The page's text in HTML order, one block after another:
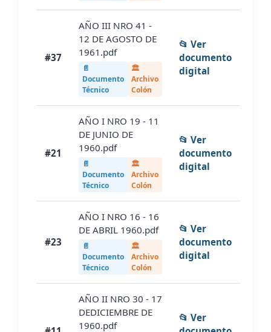
#37
AÑO III NRO 41 -
12 DE AGOSTO DE
1961.pdf
📄
Documento
Técnico
🏛️
Archivo
Colón
📂 Ver
documento
digital
#21
AÑO I NRO 19 - 11
DE JUNIO DE
1960.pdf
📄
Documento
Técnico
🏛️
Archivo
Colón
📂 Ver
documento
digital
#23
AÑO I NRO 16 - 16
DE ABRIL 1960.pdf
📄
Documento
Técnico
🏛️
Archivo
Colón
📂 Ver
documento
digital
AÑO II NRO 30 - 17
DEDICIEMBRE DE
1960.pdf
📂 Ver